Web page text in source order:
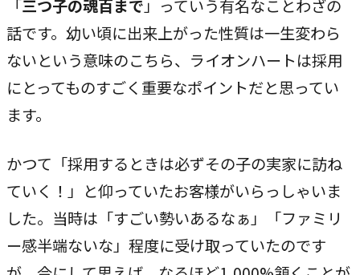
オリジナルフレームワーク
→
自社プロダクト
独自開発のプロダクトで、お客様のビジネスをサポートし
「三つ子の魂百まで」っていう有名なことわざの
話です。幼い頃に出来上がった性質は一生変わら
ないという意味のこちら、ライオンハートは採用
にとってものすごく重要なポイントだと思ってい
ます。
かつて「採用するときは必ずその子の実家に訪ね
ていく！」と仰っていたお客様がいらっしゃいま
した。当時は「すごい勢いあるなぁ」「ファミリ
ー感半端ないな」程度に受け取っていたのです